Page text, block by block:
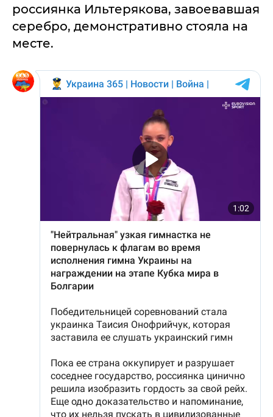
россиянка Ильтерякова, завоевавшая
серебро, демонстративно стояла на
месте.